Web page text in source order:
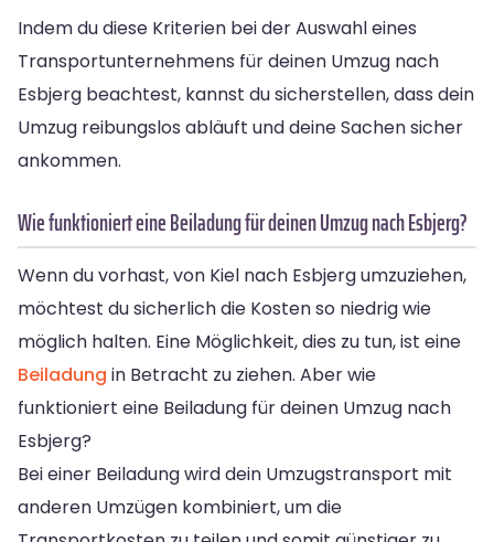
Indem du diese Kriterien bei der Auswahl eines
Transportunternehmens für deinen Umzug nach
Esbjerg beachtest, kannst du sicherstellen, dass dein
Umzug reibungslos abläuft und deine Sachen sicher
ankommen.
Wie funktioniert eine Beiladung für deinen Umzug nach Esbjerg?
Wenn du vorhast, von Kiel nach Esbjerg umzuziehen,
möchtest du sicherlich die Kosten so niedrig wie
möglich halten. Eine Möglichkeit, dies zu tun, ist eine
Beiladung in Betracht zu ziehen. Aber wie
funktioniert eine Beiladung für deinen Umzug nach
Esbjerg?
Bei einer Beiladung wird dein Umzugstransport mit
anderen Umzügen kombiniert, um die